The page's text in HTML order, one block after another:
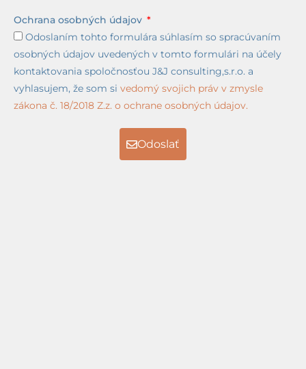
Ochrana osobných údajov
Odoslaním tohto formulára súhlasím so spracúvaním
osobných údajov uvedených v tomto formulári na účely
kontaktovania spoločnosťou J&J consulting,s.r.o. a
vyhlasujem, že som si vedomý svojich práv v zmysle
zákona č. 18/2018 Z.z. o ochrane osobných údajov.
Odoslať